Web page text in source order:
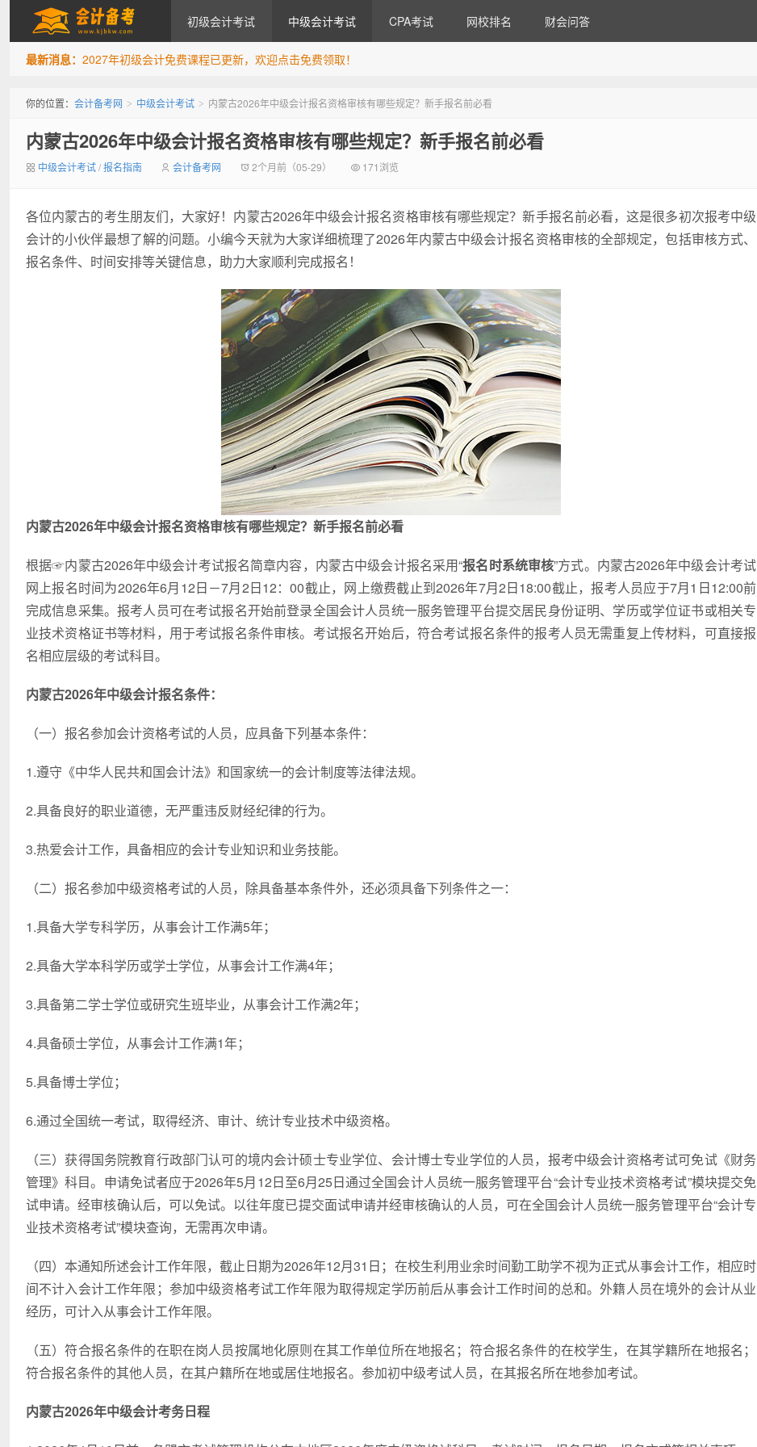
初级会计考试 中级会计考试 CPA考试 网校排名 财会问答
最新消息： 2027年初级会计免费课程已更新，欢迎点击免费领取！
你的位置： 会计备考网 > 中级会计考试 > 内蒙古2026年中级会计报名资格审核有哪些规定？新手报名前必看
内蒙古2026年中级会计报名资格审核有哪些规定？新手报名前必看
中级会计考试/报名指南 会计备考网 2个月前（05-29） 171浏览
各位内蒙古的考生朋友们，大家好！内蒙古2026年中级会计报名资格审核有哪些规定？新手报名前必看，这是很多初次报考中级
会计的小伙伴最想了解的问题。小编今天就为大家详细梳理了2026年内蒙古中级会计报名资格审核的全部规定，包括审核方式、
报名条件、时间安排等关键信息，助力大家顺利完成报名！
内蒙古2026年中级会计报名资格审核有哪些规定？新手报名前必看
根据☞内蒙古2026年中级会计考试报名简章内容，内蒙古中级会计报名采用“报名时系统审核”方式。内蒙古2026年中级会计考试
网上报名时间为2026年6月12日－7月2日12：00截止，网上缴费截止到2026年7月2日18:00截止，报考人员应于7月1日12:00前
完成信息采集。报考人员可在考试报名开始前登录全国会计人员统一服务管理平台提交居民身份证明、学历或学位证书或相关专
业技术资格证书等材料，用于考试报名条件审核。考试报名开始后，符合考试报名条件的报考人员无需重复上传材料，可直接报
名相应层级的考试科目。
内蒙古2026年中级会计报名条件：
（一）报名参加会计资格考试的人员，应具备下列基本条件：
1.遵守《中华人民共和国会计法》和国家统一的会计制度等法律法规。
2.具备良好的职业道德，无严重违反财经纪律的行为。
3.热爱会计工作，具备相应的会计专业知识和业务技能。
（二）报名参加中级资格考试的人员，除具备基本条件外，还必须具备下列条件之一：
1.具备大学专科学历，从事会计工作满5年；
2.具备大学本科学历或学士学位，从事会计工作满4年；
3.具备第二学士学位或研究生班毕业，从事会计工作满2年；
4.具备硕士学位，从事会计工作满1年；
5.具备博士学位；
6.通过全国统一考试，取得经济、审计、统计专业技术中级资格。
（三）获得国务院教育行政部门认可的境内会计硕士专业学位、会计博士专业学位的人员，报考中级会计资格考试可免试《财务
管理》科目。申请免试者应于2026年5月12日至6月25日通过全国会计人员统一服务管理平台“会计专业技术资格考试”模块提交免
试申请。经审核确认后，可以免试。以往年度已提交面试申请并经审核确认的人员，可在全国会计人员统一服务管理平台“会计专
业技术资格考试”模块查询，无需再次申请。
（四）本通知所述会计工作年限，截止日期为2026年12月31日；在校生利用业余时间勤工助学不视为正式从事会计工作，相应时
间不计入会计工作年限；参加中级资格考试工作年限为取得规定学历前后从事会计工作时间的总和。外籍人员在境外的会计从业
经历，可计入从事会计工作年限。
（五）符合报名条件的在职在岗人员按属地化原则在其工作单位所在地报名；符合报名条件的在校学生，在其学籍所在地报名；
符合报名条件的其他人员，在其户籍所在地或居住地报名。参加初中级考试人员，在其报名所在地参加考试。
内蒙古2026年中级会计考务日程